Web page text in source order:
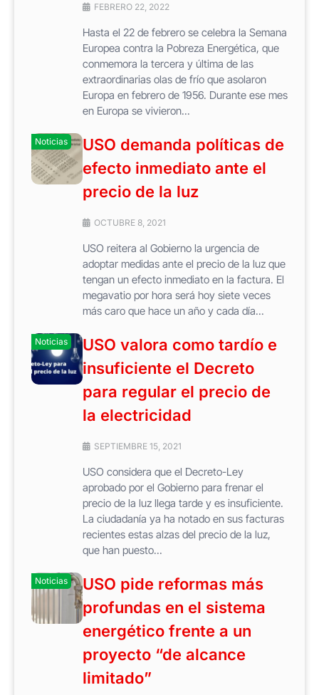
FEBRERO 22, 2022
Hasta el 22 de febrero se celebra la Semana
Europea contra la Pobreza Energética, que
conmemora la tercera y última de las
extraordinarias olas de frío que asolaron
Europa en febrero de 1956. Durante ese mes
en Europa se vivieron...
Noticias
USO demanda políticas de
efecto inmediato ante el
precio de la luz
OCTUBRE 8, 2021
USO reitera al Gobierno la urgencia de
adoptar medidas ante el precio de la luz que
tengan un efecto inmediato en la factura. El
megavatio por hora será hoy siete veces
más caro que hace un año y cada día...
Noticias
USO valora como tardío e
insuficiente el Decreto
para regular el precio de
la electricidad
SEPTIEMBRE 15, 2021
USO considera que el Decreto-Ley
aprobado por el Gobierno para frenar el
precio de la luz llega tarde y es insuficiente.
La ciudadanía ya ha notado en sus facturas
recientes estas alzas del precio de la luz,
que han puesto...
Noticias
USO pide reformas más
profundas en el sistema
energético frente a un
proyecto “de alcance
limitado”